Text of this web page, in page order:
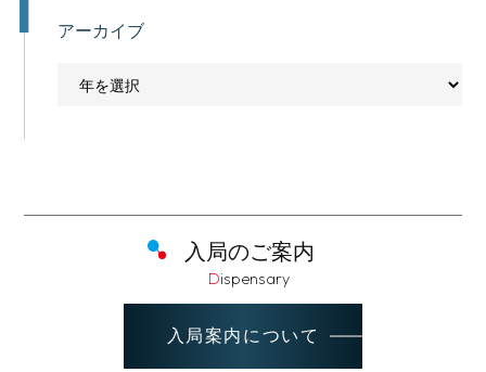
アーカイブ
入局のご案内
Dispensary
入局案内について